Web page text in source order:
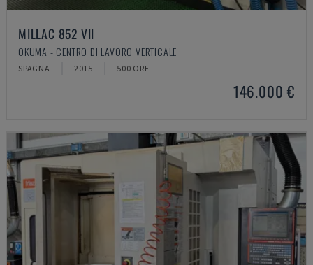
MILLAC 852 VII
OKUMA - CENTRO DI LAVORO VERTICALE
SPAGNA 2015 500 ORE
146.000 €